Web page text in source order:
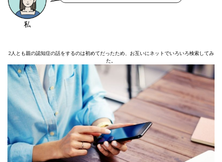
私
2人とも親の認知症の話をするのは初めてだったため、お互いにネットでいろいろ検索してみ
た。